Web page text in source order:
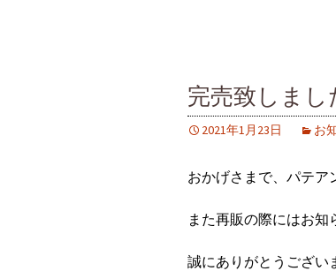
完売致しまし
2021年1月23日 お
おかげさまで、パテア
また再販の際にはお知
誠にありがとうござい